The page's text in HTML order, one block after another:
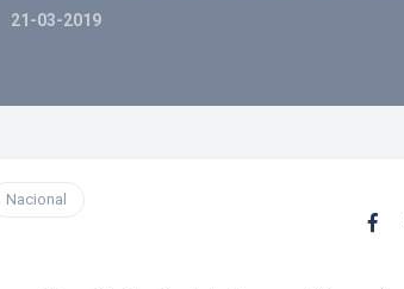
21-03-2019
Nacional